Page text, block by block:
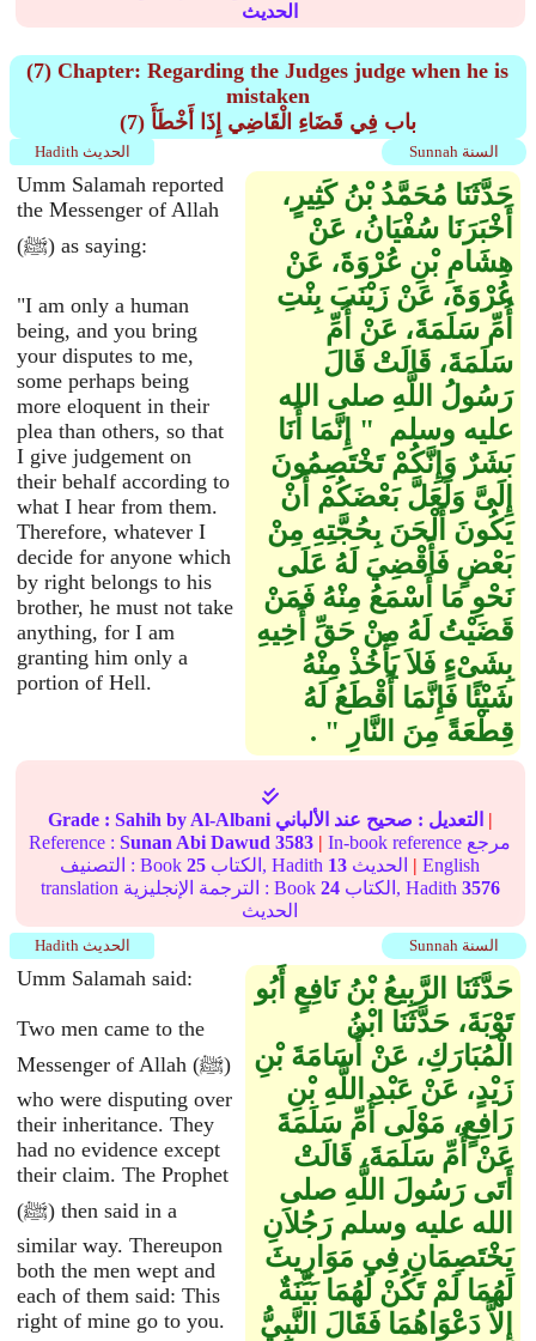
الحديث
(7) Chapter: Regarding the Judges judge when he is
mistaken
(7) باب فِي قَضَاءِ الْقَاضِي إِذَا أَخْطَأَ
Sunnah السنة Hadith الحديث
Umm Salamah reported
the Messenger of Allah
(ﷺ) as saying:
"I am only a human
being, and you bring
your disputes to me,
some perhaps being
more eloquent in their
plea than others, so that
I give judgement on
their behalf according to
what I hear from them.
Therefore, whatever I
decide for anyone which
by right belongs to his
brother, he must not take
anything, for I am
granting him only a
portion of Hell.
حَدَّثَنَا مُحَمَّدُ بْنُ كَثِيرٍ،
أَخْبَرَنَا سُفْيَانُ، عَنْ
هِشَامِ بْنِ عُرْوَةَ، عَنْ
عُرْوَةَ، عَنْ زَيْنَبَ بِنْتِ
أُمِّ سَلَمَةَ، عَنْ أُمِّ
سَلَمَةَ، قَالَتْ قَالَ
رَسُولُ اللَّهِ صلى الله
عليه وسلم ‏ "‏ إِنَّمَا أَنَا
بَشَرٌ وَإِنَّكُمْ تَخْتَصِمُونَ
إِلَىَّ وَلَعَلَّ بَعْضَكُمْ أَنْ
يَكُونَ أَلْحَنَ بِحُجَّتِهِ مِنْ
بَعْضٍ فَأَقْضِيَ لَهُ عَلَى
نَحْوِ مَا أَسْمَعُ مِنْهُ فَمَنْ
قَضَيْتُ لَهُ مِنْ حَقِّ أَخِيهِ
بِشَىْءٍ فَلاَ يَأْخُذْ مِنْهُ
شَيْئًا فَإِنَّمَا أَقْطَعُ لَهُ
قِطْعَةً مِنَ النَّارِ ‏"‏ ‏.‏
Grade : Sahih by Al-Albani التعديل : صحيح عند الألباني
|
Reference :Sunan Abi Dawud 3583 | In-book reference مرجع
التصنيف : Book25 الكتاب, Hadith 13 | English
translation الترجمة الإنجليزية : Book 24 الكتاب, Hadith 3576
الحديث
Sunnah السنة Hadith الحديث
Umm Salamah said:
Two men came to the
Messenger of Allah (ﷺ)
who were disputing over
their inheritance. They
had no evidence except
their claim. The Prophet
(ﷺ) then said in a
similar way. Thereupon
both the men wept and
each of them said: This
right of mine go to you.
حَدَّثَنَا الرَّبِيعُ بْنُ نَافِعٍ أَبُو
تَوْبَةَ، حَدَّثَنَا ابْنُ
الْمُبَارَكِ، عَنْ أُسَامَةَ بْنِ
زَيْدٍ، عَنْ عَبْدِ اللَّهِ بْنِ
رَافِعٍ، مَوْلَى أُمِّ سَلَمَةَ
عَنْ أُمِّ سَلَمَةَ، قَالَتْ
أَتَى رَسُولَ اللَّهِ صلى
الله عليه وسلم رَجُلاَنِ
يَخْتَصِمَانِ فِي مَوَارِيثَ
لَهُمَا لَمْ تَكُنْ لَهُمَا بَيِّنَةٌ
إِلاَّ دَعْوَاهُمَا فَقَالَ النَّبِيُّ